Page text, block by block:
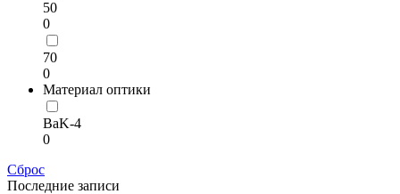
50
0
70
0
Материал оптики
BaK-4
0
Сброс
Последние записи